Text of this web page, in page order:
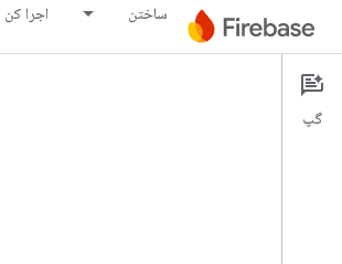
ساختن اجرا کن
Documentation
نمای کلی
گپ